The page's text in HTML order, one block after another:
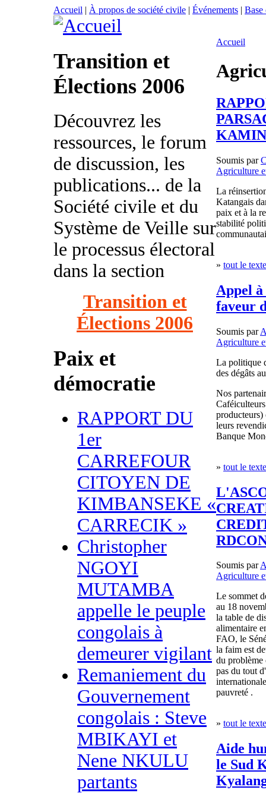
Accueil | À propos de société civile | Événements | Base
Transition et
Élections 2006
Découvrez les
ressources, le forum
de discussion, les
publications... de la
Société civile et du
Système de Veille sur
le processus électoral
dans la section
Transition et
Élections 2006
Paix et
démocratie
RAPPORT DU
1er
CARREFOUR
CITOYEN DE
KIMBANSEKE «
CARRECIK »
Christopher
NGOYI
MUTAMBA
appelle le peuple
congolais à
demeurer vigilant
Remaniement du
Gouvernement
congolais : Steve
MBIKAYI et
Nene NKULU
partants
Accueil
Soumis par
Agriculture
La
Katangais
paix et à la
stabilité
» tout le texte
Appel à
faveur
Soumis par
Agriculture
La politique
des dégâts
Nos
producteurs)
leurs
Banque
» tout le texte
Soumis par
Agriculture
Le sommet
au 18
la table de
alimentaire
FAO, le
la faim est
du problème
pas du tout
pauvreté .
» tout le texte
Aide
le Sud